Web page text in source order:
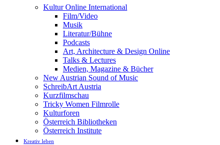
Kultur Online International
Film/Video
Musik
Literatur/Bühne
Podcasts
Art, Architecture & Design Online
Talks & Lectures
Medien, Magazine & Bücher
New Austrian Sound of Music
SchreibArt Austria
Kurzfilmschau
Tricky Women Filmrolle
Kulturforen
Österreich Bibliotheken
Österreich Institute
Kreativ leben